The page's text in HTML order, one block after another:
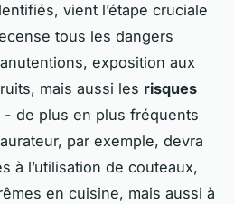
vient l’étape cruciale
tous les dangers
exposition aux
mais aussi les risques
- de plus en plus fréquents
par exemple, devra
à l’utilisation de couteaux,
en cuisine, mais aussi à